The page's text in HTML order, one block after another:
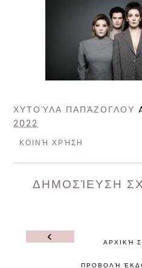
ΧΥΤΟΎΛΑ ΠΑΠΆΖΟΓΛΟΥ
2022
ΚΟΙΝΉ ΧΡΉΣΗ
ΔΗΜΟΣΊΕΥΣΗ
‹ ΑΡΧΙΚΉ
ΠΡΟΒΟΛΉ